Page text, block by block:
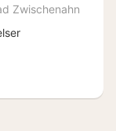
fra
kr.
Zwischenahn